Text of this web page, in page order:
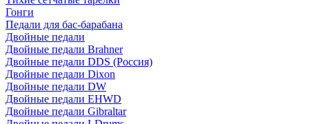
Гонги
Педали для бас-барабана
Двойные педали
Двойные педали Brahner
Двойные педали DDS (Россия)
Двойные педали Dixon
Двойные педали DW
Двойные педали EHWD
Двойные педали Gibraltar